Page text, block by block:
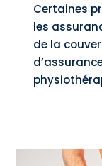
Certaines
les
de la